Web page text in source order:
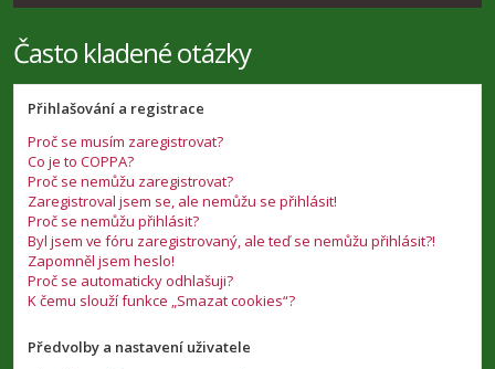
e
Často kladené otázky
Přihlašování a registrace
Proč se musím zaregistrovat?
Co je to COPPA?
Proč se nemůžu zaregistrovat?
Zaregistroval jsem se, ale nemůžu se přihlásit!
Proč se nemůžu přihlásit?
Byl jsem ve fóru zaregistrovaný, ale teď se nemůžu přihlásit?!
Zapomněl jsem heslo!
Proč se automaticky odhlašuji?
K čemu slouží funkce „Smazat cookies“?
Předvolby a nastavení uživatele